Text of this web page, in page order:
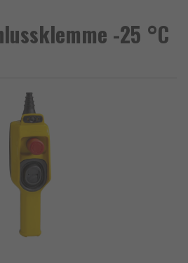
-25 °C